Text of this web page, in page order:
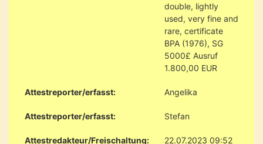
double, lightly
used, very fine and
rare, certificate
BPA (1976), SG
5000£ Ausruf
1.800,00 EUR
Attestreporter/erfasst: Angelika
Attestreporter/erfasst: Stefan
Attestredakteur/Freischaltung: 22.07.2023 09:52